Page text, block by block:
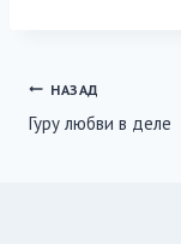
Навигация
по
НАЗАД
Гуру любви в деле